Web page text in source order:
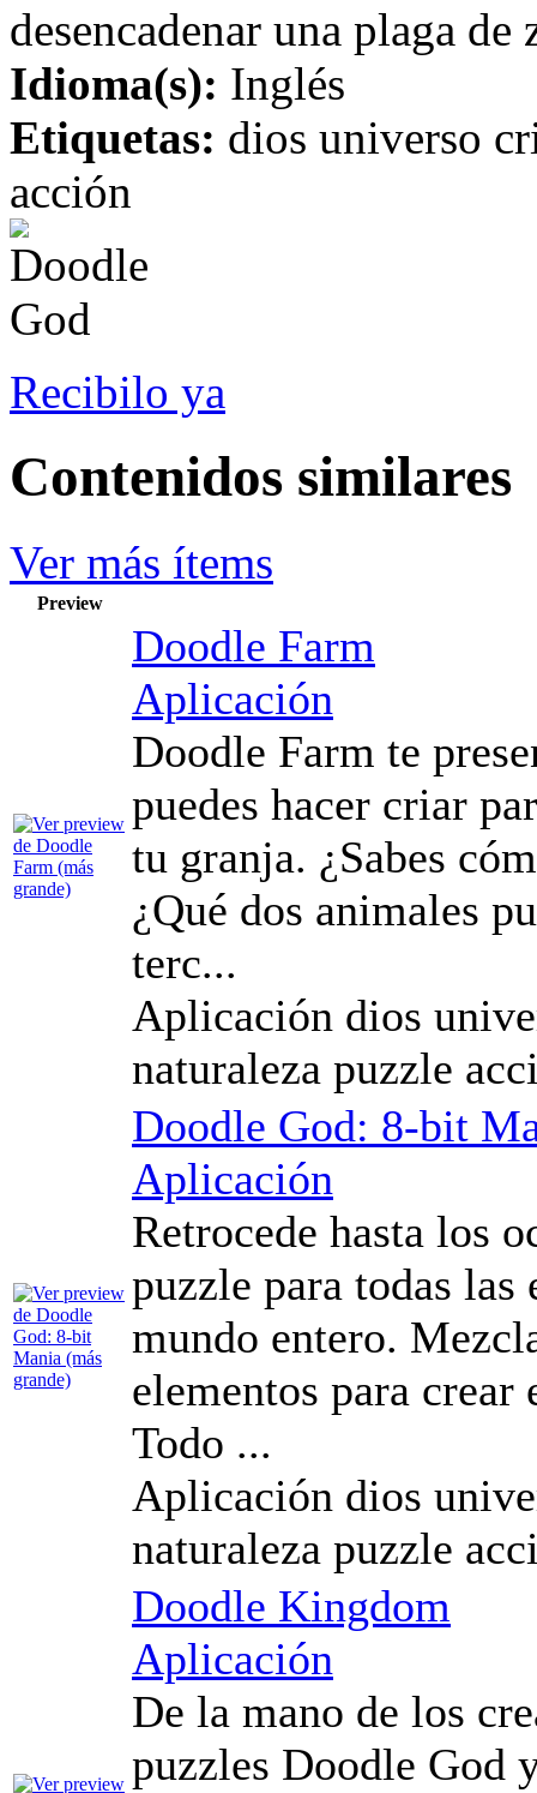
desencadenar una plaga de
Idioma(s): Inglés
Etiquetas: dios universo
acción
Recibilo ya
Contenidos similares
Ver más ítems
Preview
Doodle Farm
Aplicación
Doodle Farm te
puedes hacer criar
tu granja. ¿Sabes
¿Qué dos animales
terc...
Aplicación dios
naturaleza puzzle
Doodle God: 8-bit
Aplicación
Retrocede hasta los
puzzle para todas las
mundo entero.
elementos para crear
Todo ...
Aplicación dios
naturaleza puzzle
Doodle Kingdom
Aplicación
De la mano de los
puzzles Doodle God